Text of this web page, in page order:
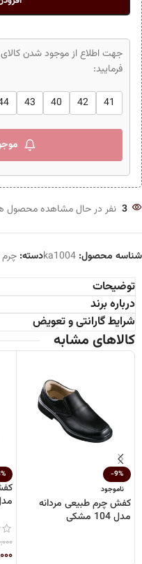
جهت اطلاع از موجود شدن
فرمایید:
41
42
40
43
3 نفر در حال مشاهده محصول
شناسه محصول: ka1004دسته:
توضیحات
درباره برند
شرایط گارانتی و تعویض
کالاهای مشابه
-9%
ناموجود
کفش چرم طبیعی مردانه
مدل 104 مشکی
مدل